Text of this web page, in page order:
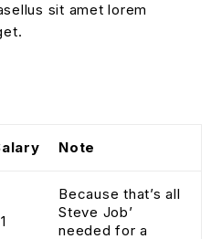
sit amet lorem
Note
Because that’s all
Steve Job’
needed for a